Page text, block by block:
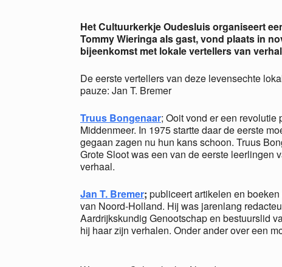
Het Cultuurkerkje Oudesluis organiseert
Tommy Wieringa als gast, vond plaats in
bijeenkomst met lokale vertellers van
De eerste vertellers van deze levensechte
pauze: Jan T. Bremer
Truus Bongenaar; Ooit vond er een
Middenmeer. In 1975 startte daar de eerste
gegaan zagen nu hun kans schoon. Truus
Grote Sloot was een van de eerste leerlingen
verhaal.
Jan T. Bremer; publiceert artikelen en
van Noord-Holland. Hij was jarenlang
Aardrijkskundig Genootschap en bestuurslid
hij haar zijn verhalen. Onder ander over een